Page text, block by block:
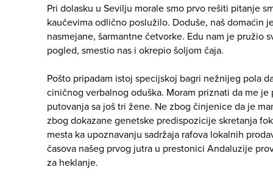
Pri dolasku u Sevilju morale smo prvo rešiti pitanje
kaučevima odlično poslužilo. Doduše, naš domaćin
nasmejane, šarmantne četvorke. Edu nam je pružio
pogled, smestio nas i okrepio šoljom čaja.
Pošto pripadam istoj specijskoj bagri nežnijeg pola
ciničnog verbalnog oduška. Moram priznati da me je
putovanja sa još tri žene. Ne zbog činjenice da je
zbog dokazane genetske predispozicije skretanja
mesta ka upoznavanju sadržaja rafova lokalnih
časova našeg prvog jutra u prestonici Andaluzije
za heklanje.